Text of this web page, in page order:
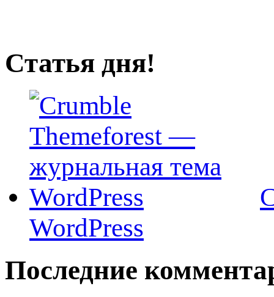
Статья дня!
WordPress
Последние